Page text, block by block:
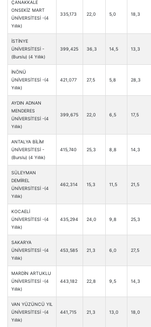
ÇANAKKALE
ONSEKİZ MART
ÜNİVERSİTESİ -(4
Yıllık)
335,173 22,0 5,0 18,3
İSTİNYE
ÜNİVERSİTESİ -
(Burslu) (4 Yıllık)
399,425 36,3 14,5 13,3
İNÖNÜ
ÜNİVERSİTESİ -(4
Yıllık)
421,077 27,5 5,8 28,3
AYDIN ADNAN
MENDERES
ÜNİVERSİTESİ -(4
Yıllık)
399,675 22,0 6,5 17,5
ANTALYA BİLİM
ÜNİVERSİTESİ -
(Burslu) (4 Yıllık)
415,740 25,3 8,8 14,3
SÜLEYMAN
DEMİREL
ÜNİVERSİTESİ -(4
Yıllık)
462,314 15,3 11,5 21,5
KOCAELİ
ÜNİVERSİTESİ -(4
Yıllık)
435,294 24,0 9,8 25,3
SAKARYA
ÜNİVERSİTESİ -(4
Yıllık)
453,585 21,3 6,0 27,5
MARDİN ARTUKLU
ÜNİVERSİTESİ -(4
Yıllık)
443,182 22,8 9,5 14,3
VAN YÜZÜNCÜ YIL
ÜNİVERSİTESİ -(4
Yıllık)
441,715 21,3 13,0 18,0